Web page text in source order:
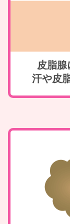
皮脂腺
汗や皮